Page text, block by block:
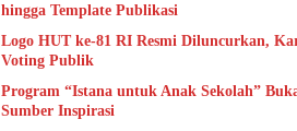
hingga Template Publikasi
Logo HUT ke-81 RI Resmi Diluncurkan,
Voting Publik
Program “Istana untuk Anak Sekolah”
Sumber Inspirasi